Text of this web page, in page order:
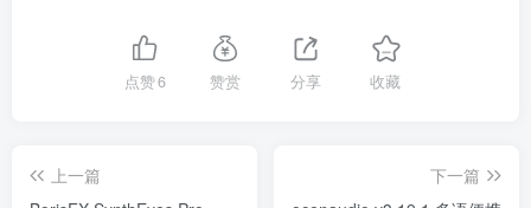
点赞6 赞赏 分享 收藏
上一篇
下一篇